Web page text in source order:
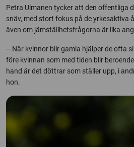
Petra Ulmanen tycker att den offentliga
snäv, med stort fokus på de yrkesaktiva
även om jämställhetsfrågorna är lika
– När kvinnor blir gamla hjälper de ofta
före kvinnan som med tiden blir
hand är det döttrar som ställer upp, i
hon.